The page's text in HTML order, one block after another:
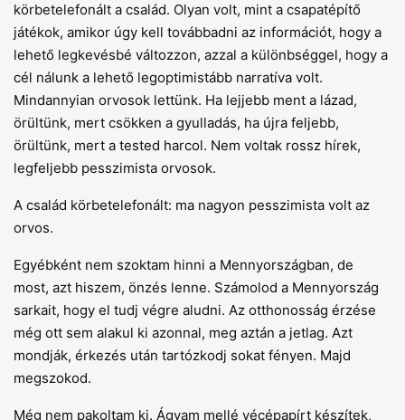
körbetelefonált a család. Olyan volt, mint a csapatépítő
játékok, amikor úgy kell továbbadni az információt, hogy a
lehető legkevésbé változzon, azzal a különbséggel, hogy a
cél nálunk a lehető legoptimistább narratíva volt.
Mindannyian orvosok lettünk. Ha lejjebb ment a lázad,
örültünk, mert csökken a gyulladás, ha újra feljebb,
örültünk, mert a tested harcol. Nem voltak rossz hírek,
legfeljebb pesszimista orvosok.
A család körbetelefonált: ma nagyon pesszimista volt az
orvos.
Egyébként nem szoktam hinni a Mennyországban, de
most, azt hiszem, önzés lenne. Számolod a Mennyország
sarkait, hogy el tudj végre aludni. Az otthonosság érzése
még ott sem alakul ki azonnal, meg aztán a jetlag. Azt
mondják, érkezés után tartózkodj sokat fényen. Majd
megszokod.
Még nem pakoltam ki. Ágyam mellé vécépapírt készítek,